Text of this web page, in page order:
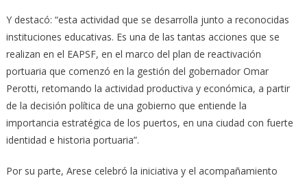
Y destacó: “esta actividad que se desarrolla junto a reconocidas
instituciones educativas. Es una de las tantas acciones que se
realizan en el EAPSF, en el marco del plan de reactivación
portuaria que comenzó en la gestión del gobernador Omar
Perotti, retomando la actividad productiva y económica, a partir
de la decisión política de una gobierno que entiende la
importancia estratégica de los puertos, en una ciudad con fuerte
identidad e historia portuaria”.
Por su parte, Arese celebró la iniciativa y el acompañamiento